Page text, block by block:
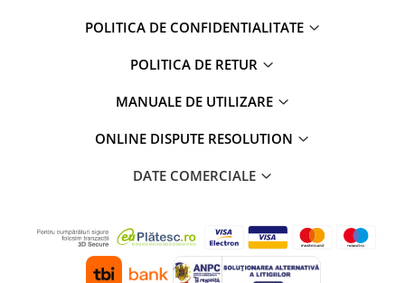
Rame adaptoare Alfa Romeo
Rame adaptoare Nissan
Rame adaptoare Fiat
Rame adaptoare Hyundai
Rame adaptoare Mitsubishi
Rame adaptoare Jeep
POLITICA DE CONFIDENTIALITATE
POLITICA DE RETUR
MANUALE DE UTILIZARE
ONLINE DISPUTE RESOLUTION
DATE COMERCIALE